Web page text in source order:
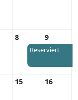
8
Reserviert
9
15 16